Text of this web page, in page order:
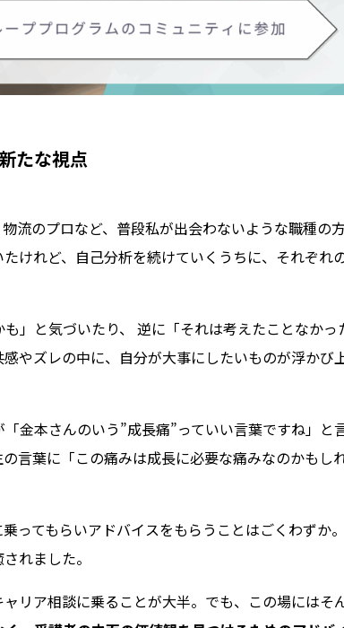
たな視点
流のプロなど、普段私が出会わないような職種の
けれど、自己分析を続けていくうちに、それぞれ
」と気づいたり、 逆に「それは考えたことなかっ
やズレの中に、自分が大事にしたいものが浮かび
金本さんのいう”成長痛”っていい言葉ですね」と
言葉に「この痛みは成長に必要な痛みなのかもし
ってもらいアドバイスをもらうことはごくわずか
れました。
リア相談に乗ることが大半。でも、この場にはそ